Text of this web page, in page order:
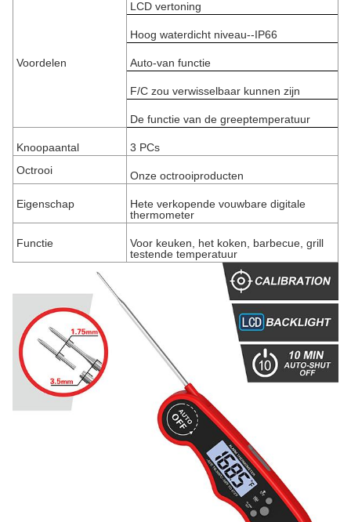
Voordelen
LCD vertoning
Hoog waterdicht niveau--IP66
Auto-van functie
F/C zou verwisselbaar kunnen zijn
De functie van de greeptemperatuur
Knoopaantal
3 PCs
Octrooi
Onze octrooiproducten
Eigenschap
Hete verkopende vouwbare digitale
thermometer
Functie
Voor keuken, het koken, barbecue, grill
testende temperatuur